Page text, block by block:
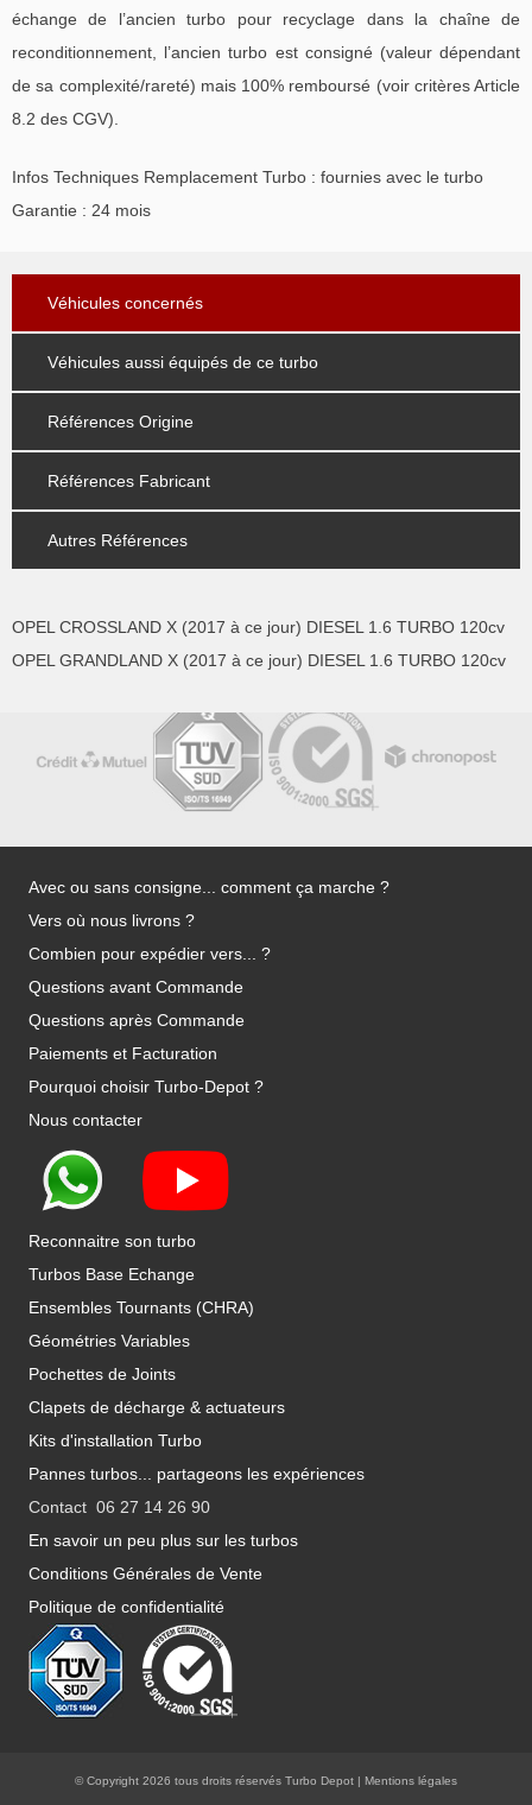
échange de l’ancien turbo pour recyclage dans la chaîne de
reconditionnement, l’ancien turbo est consigné (valeur dépendant
de sa complexité/rareté) mais 100% remboursé (voir critères Article
8.2 des CGV).
Infos Techniques Remplacement Turbo : fournies avec le turbo
Garantie : 24 mois
Véhicules concernés
Véhicules aussi équipés de ce turbo
Références Origine
Références Fabricant
Autres Références
OPEL CROSSLAND X (2017 à ce jour) DIESEL 1.6 TURBO 120cv
OPEL GRANDLAND X (2017 à ce jour) DIESEL 1.6 TURBO 120cv
Avec ou sans consigne... comment ça marche ?
Vers où nous livrons ?
Combien pour expédier vers... ?
Questions avant Commande
Questions après Commande
Paiements et Facturation
Pourquoi choisir Turbo-Depot ?
Nous contacter
Reconnaitre son turbo
Turbos Base Echange
Ensembles Tournants (CHRA)
Géométries Variables
Pochettes de Joints
Clapets de décharge & actuateurs
Kits d'installation Turbo
Pannes turbos... partageons les expériences
Contact 06 27 14 26 90
En savoir un peu plus sur les turbos
Conditions Générales de Vente
Politique de confidentialité
© Copyright 2026 tous droits réservés Turbo Depot | Mentions légales